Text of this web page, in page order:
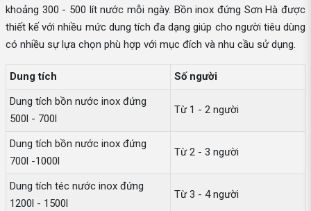
khoảng 300 - 500 lít nước mỗi ngày. Bồn inox đứng Sơn Hà được
thiết kế với nhiều mức dung tích đa dạng giúp cho người tiêu dùng
có nhiều sự lựa chọn phù hợp với mục đích và nhu cầu sử dụng.
Dung tích
Số người
Dung tích bồn nước inox đứng
500l - 700l
Từ 1 - 2 người
Dung tích bồn nước inox đứng
700l -1000l
Từ 2 - 3 người
Dung tích téc nước inox đứng
1200l - 1500l
Từ 3 - 4 người